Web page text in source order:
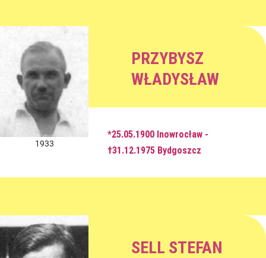
1933
PRZYBYSZ
WŁADYSŁAW
*25.05.1900 Inowrocław -
†31.12.1975 Bydgoszcz
SELL STEFAN